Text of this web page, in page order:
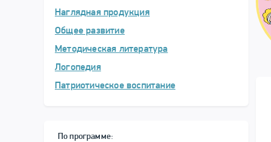
Наглядная продукция
Общее развитие
Методическая литература
Логопедия
Патриотическое воспитание
По программе: